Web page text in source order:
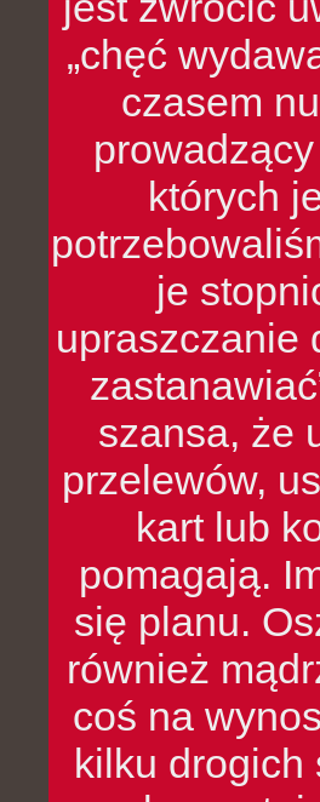
„chęć
czasem
których
je
upraszczanie
szansa, że
przelewów,
kart lub
pomagają.
się planu.
również
coś na
kilku drogich